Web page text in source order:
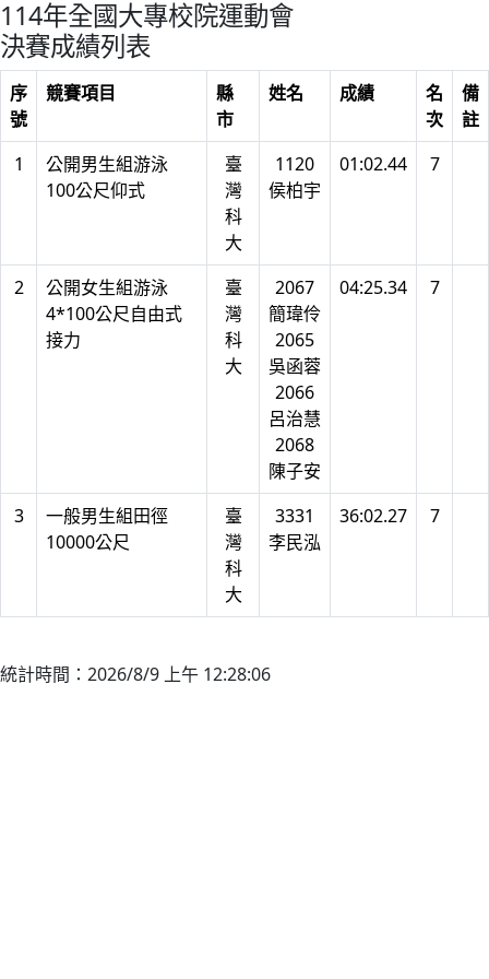
114年全國大專校院運動會
決賽成績列表
序
號
競賽項目
縣
市
姓名 成績
名
次
備
註
1
公開男生組游泳
100公尺仰式
臺
灣
科
大
1120
侯柏宇
01:02.44 7
2
公開女生組游泳
4*100公尺自由式
接力
臺
灣
科
大
2067
簡瑋伶
2065
吳函蓉
2066
呂治慧
2068
陳子安
04:25.34 7
3
一般男生組田徑
10000公尺
臺
灣
科
大
3331
李民泓
36:02.27 7
統計時間：2026/8/9 上午 12:28:06